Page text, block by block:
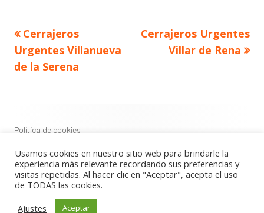
Navegación
de
entradas
Artículo
anterior
Cerrajeros
Urgentes Villanueva
de la Serena
Artículo
siguiente
Cerrajeros Urgentes
Villar de Rena
Footer
Política de cookies
Aviso Legal
Usamos cookies en nuestro sitio web para brindarle la
experiencia más relevante recordando sus preferencias y
visitas repetidas. Al hacer clic en "Aceptar", acepta el uso
de TODAS las cookies.
Ajustes
Aceptar